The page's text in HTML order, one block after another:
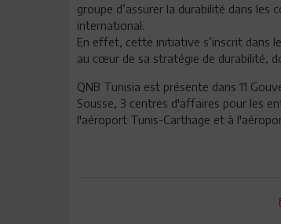
groupe d’assurer la durabilité dans les
international.
En effet, cette initiative s’inscrit dans
au cœur de sa stratégie de durabilité,
QNB Tunisia est présente dans 11
Sousse, 3 centres d'affaires pour les
l'aéroport Tunis-Carthage et à